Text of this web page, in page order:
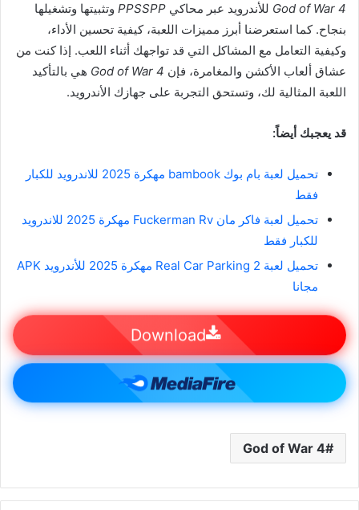
God of War 4 للأندرويد عبر محاكي PPSSPP وتثبيتها وتشغيلها
بنجاح. كما استعرضنا أبرز مميزات اللعبة، كيفية تحسين الأداء،
وكيفية التعامل مع المشاكل التي قد تواجهك أثناء اللعب. إذا كنت من
عشاق ألعاب الأكشن والمغامرة، فإن God of War 4 هي بالتأكيد
اللعبة المثالية لك، وتستحق التجربة على جهازك الأندرويد.
قد يعجبك أيضاً:
تحميل لعبة بام بوك bambook مهكرة 2025 للاندرويد للكبار
فقط
تحميل لعبة فاكر مان Fuckerman Rv مهكرة 2025 للاندرويد
للكبار فقط
تحميل لعبة Real Car Parking 2 مهكرة 2025 للأندرويد APK
مجانا
Download
God of War 4